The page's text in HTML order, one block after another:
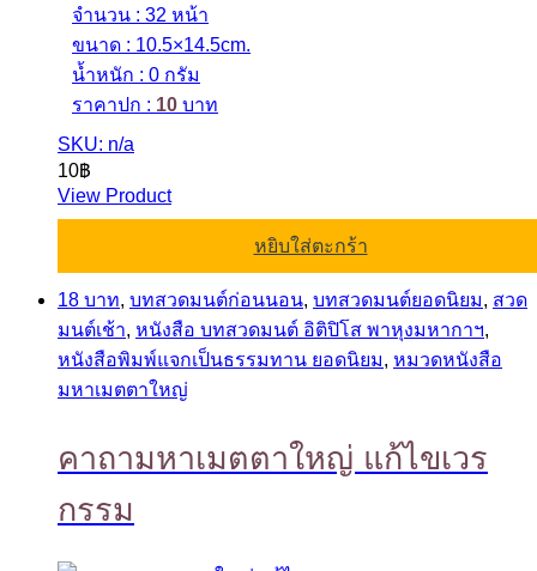
จำนวน : 32 หน้า
ขนาด : 10.5×14.5cm.
น้ำหนัก : 0 กรัม
ราคาปก : 10 บาท
SKU: n/a
10฿
View Product
หยิบใส่ตะกร้า
18 บาท, บทสวดมนต์ก่อนนอน, บทสวดมนต์ยอดนิยม, สวด
มนต์เช้า, หนังสือ บทสวดมนต์ อิติปิโส พาหุงมหากาฯ,
หนังสือพิมพ์แจกเป็นธรรมทาน ยอดนิยม, หมวดหนังสือ
มหาเมตตาใหญ่
คาถามหาเมตตาใหญ่ แก้ไขเวร
กรรม